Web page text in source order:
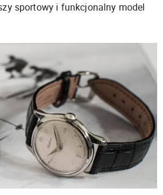
sportowy i funkcjonalny model